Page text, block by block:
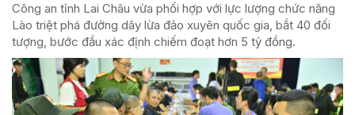
Công an tỉnh Lai Châu vừa phối hợp với lực lượng chức năng
Lào triệt phá đường dây lừa đảo xuyên quốc gia, bắt 40 đối
tượng, bước đầu xác định chiếm đoạt hơn 5 tỷ đồng.